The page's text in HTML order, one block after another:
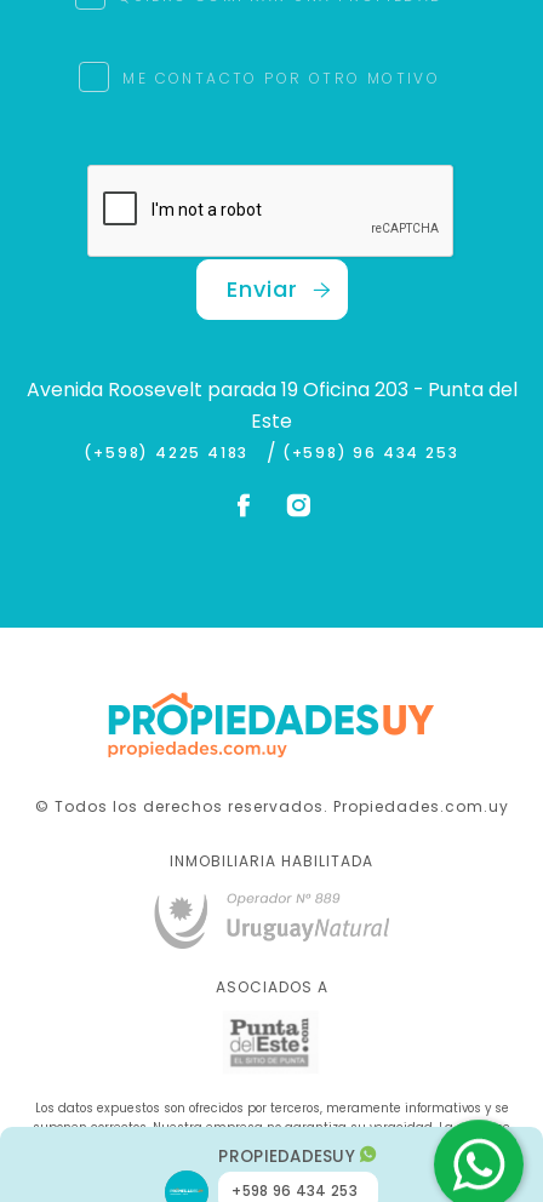
PROPIEDADESUY
+598 96 434 253
ME CONTACTO POR OTRO MOTIVO
Enviar
Avenida Roosevelt parada 19 Oficina 203 - Punta del
Este
(+598) 4225 4183 / (+598) 96 434 253
© Todos los derechos reservados. Propiedades.com.uy
INMOBILIARIA HABILITADA
ASOCIADOS A
Los datos expuestos son ofrecidos por terceros, meramente informativos y se
suponen correctos. Nuestra empresa no garantiza su veracidad. La oferta se
sujeta a errores, cambios de precio, omisión y/o retirada del mercado sin aviso
previo.